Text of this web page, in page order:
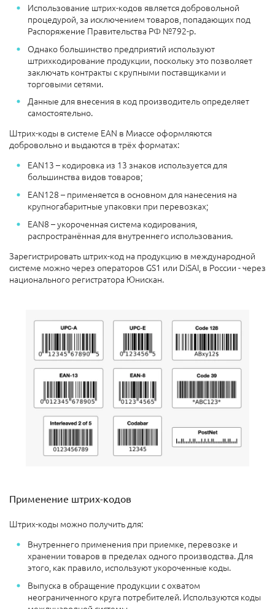
Использование штрих-кодов является добровольной
процедурой, за исключением товаров, попадающих под
Распоряжение Правительства РФ №792-р.
Однако большинство предприятий используют
штрихкодирование продукции, поскольку это позволяет
заключать контракты с крупными поставщиками и
торговыми сетями.
Данные для внесения в код производитель определяет
самостоятельно.
Штрих-коды в системе EAN в Миассе оформляются
добровольно и выдаются в трёх форматах:
EAN13 – кодировка из 13 знаков используется для
большинства видов товаров;
EAN128 – применяется в основном для нанесения на
крупногабаритные упаковки при перевозках;
EAN8 – укороченная система кодирования,
распространённая для внутреннего использования.
Зарегистрировать штрих-код на продукцию в международной
системе можно через операторов GS1 или DiSAI, в России - через
национального регистратора Юнискан.
Применение штрих-кодов
Штрих-коды можно получить для:
Внутреннего применения при приемке, перевозке и
хранении товаров в пределах одного производства. Для
этого, как правило, используют укороченные коды.
Выпуска в обращение продукции с охватом
неограниченного круга потребителей. Используются коды